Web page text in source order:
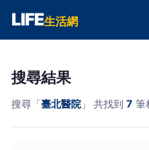
LIFE生活網
搜尋結果
搜尋「臺北醫院」 共找到 7 筆